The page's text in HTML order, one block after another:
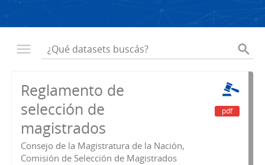
Reglamento de
selección de
magistrados
Consejo de la Magistratura de la Nación,
Comisión de Selección de Magistrados
pdf